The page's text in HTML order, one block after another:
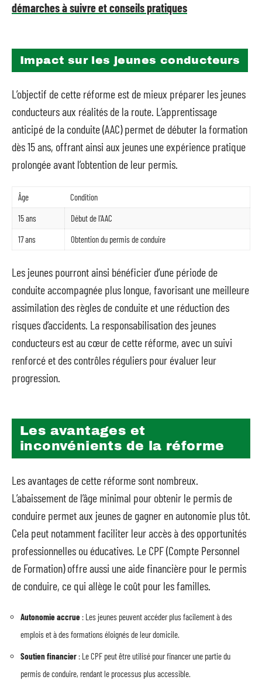
démarches à suivre et conseils pratiques
Impact sur les jeunes conducteurs
L’objectif de cette réforme est de mieux préparer les jeunes
conducteurs aux réalités de la route. L’apprentissage
anticipé de la conduite (AAC) permet de débuter la formation
dès 15 ans, offrant ainsi aux jeunes une expérience pratique
prolongée avant l’obtention de leur permis.
Âge
Condition
15 ans
Début de l’AAC
17 ans
Obtention du permis de conduire
Les jeunes pourront ainsi bénéficier d’une période de
conduite accompagnée plus longue, favorisant une meilleure
assimilation des règles de conduite et une réduction des
risques d’accidents. La responsabilisation des jeunes
conducteurs est au cœur de cette réforme, avec un suivi
renforcé et des contrôles réguliers pour évaluer leur
progression.
Les avantages et
inconvénients de la réforme
Les avantages de cette réforme sont nombreux.
L’abaissement de l’âge minimal pour obtenir le permis de
conduire permet aux jeunes de gagner en autonomie plus tôt.
Cela peut notamment faciliter leur accès à des opportunités
professionnelles ou éducatives. Le CPF (Compte Personnel
de Formation) offre aussi une aide financière pour le permis
de conduire, ce qui allège le coût pour les familles.
Autonomie accrue : Les jeunes peuvent accéder plus facilement à des
emplois et à des formations éloignés de leur domicile.
Soutien financier : Le CPF peut être utilisé pour financer une partie du
permis de conduire, rendant le processus plus accessible.